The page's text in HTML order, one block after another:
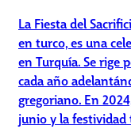
La Fiesta del
en turco, es una
en Turquía. Se rige
cada año
gregoriano. En
junio y la festividad